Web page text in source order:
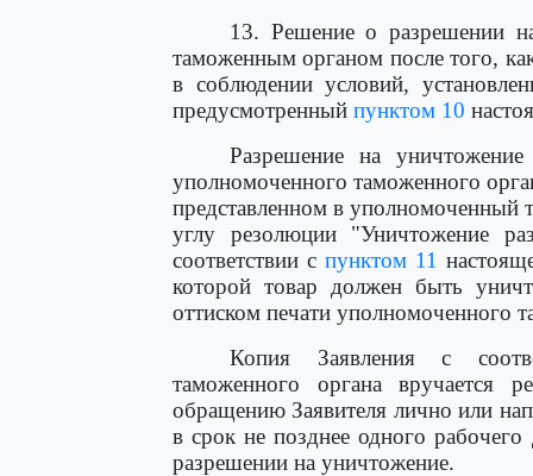
13. Решение о разрешении
таможенным органом после того,
в соблюдении условий,
предусмотренный пунктом 10
Разрешение на
уполномоченного таможенного
представленном в уполномоченный
углу резолюции "Уничтожение
соответствии с пунктом 11
которой товар должен быть
оттиском печати уполномоченного
Копия Заявления с
таможенного органа вручается
обращению Заявителя лично или
в срок не позднее одного
разрешении на уничтожение.